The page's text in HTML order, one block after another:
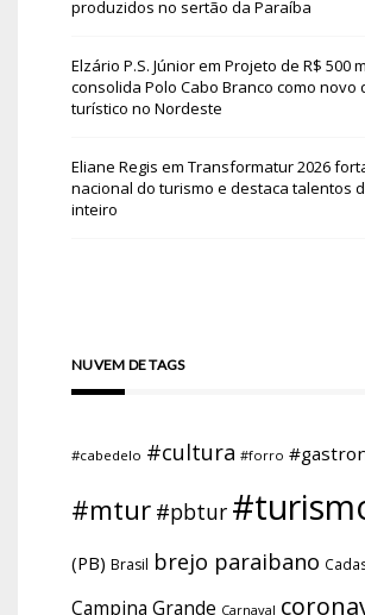
produzidos no sertão da Paraíba
Elzário P.S. Júniorem Projeto de R$ 500
consolida Polo Cabo Branco como novo
turístico no Nordeste
Eliane Regis em Transformatur 2026
nacional do turismo e destaca talentos
inteiro
NUVEM DE TAGS
#cabedelo #cultura #forro
#mtur #pbtur
(PB) Brasil brejo paraibano
Campina Grande Carnaval